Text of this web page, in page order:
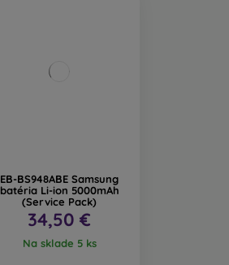
EB-BS948ABE Samsung
batéria Li-ion 5000mAh
(Service Pack)
34,50 €
Na sklade 5 ks